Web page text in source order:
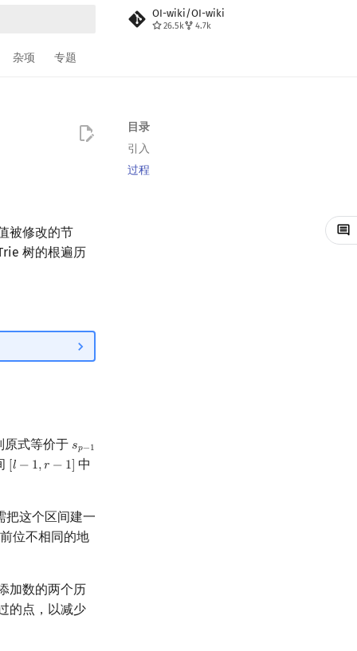
OI-wiki/OI-wiki
26.5k 4.7k
杂项 专题
目录
引入
过程
被修改的节
树的根遍历
原式等价于 𝑠𝑝−1
sp−1
[𝑙 − 1,𝑟 − 1]
[l −1, r−1]
中
把这个区间建一
位不相同的地
加数的两个历
的点，以减少